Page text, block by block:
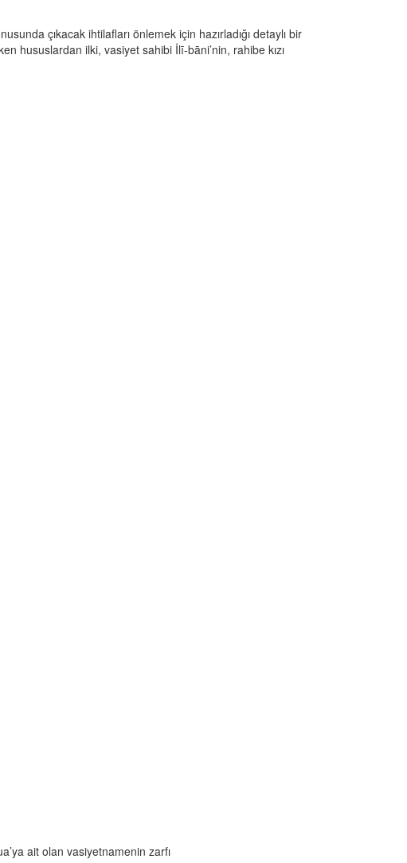
çıkacak ihtilafları önlemek için hazırladığı detaylı bir
hususlardan ilki, vasiyet sahibi İlī-bāni’nin, rahibe kızı
ait olan vasiyetnamenin zarfı